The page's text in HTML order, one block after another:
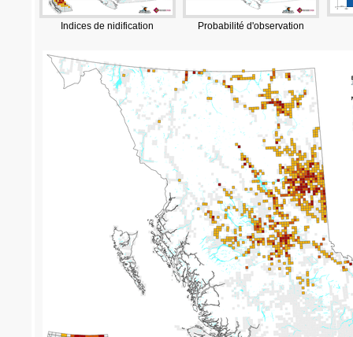
Indices de nidification Probabilité d'observation